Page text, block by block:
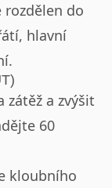
rozdělen do
hlavní
zátěž a zvýšit
60
kloubního